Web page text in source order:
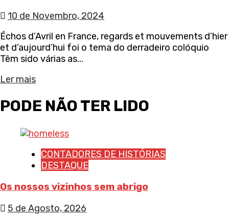
10 de Novembro, 2024
Échos d’Avril en France, regards et mouvements d’hier
et d’aujourd’hui foi o tema do derradeiro colóquio
Têm sido várias as...
Ler mais
PODE NÃO TER LIDO
CONTADORES DE HISTÓRIAS
DESTAQUE
Os nossos vizinhos sem abrigo
5 de Agosto, 2026